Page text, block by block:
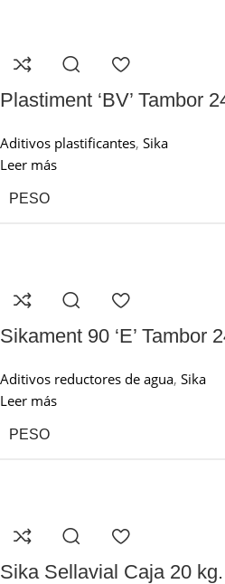
Plastiment ‘BV’ Tambor
Aditivos plastificantes, Sika
Leer más
PESO
Sikament 90 ‘E’ Tambor
Aditivos reductores de agua, Sika
Leer más
PESO
Sika Sellavial Caja 20